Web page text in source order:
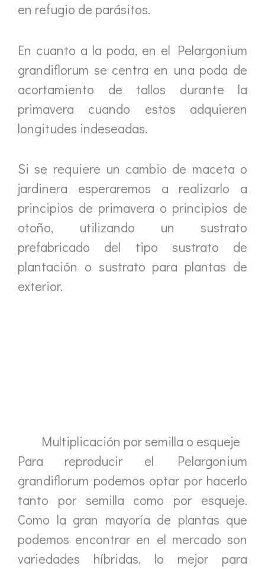
en refugio de parásitos.
En cuanto a la poda, en el Pelargonium
grandiflorum se centra en una poda de
acortamiento de tallos durante la
primavera cuando estos adquieren
longitudes indeseadas.
Si se requiere un cambio de maceta o
jardinera esperaremos a realizarlo a
principios de primavera o principios de
otoño, utilizando un sustrato
prefabricado del tipo sustrato de
plantación o sustrato para plantas de
exterior.
Multiplicación por semilla o esqueje
Para reproducir el Pelargonium
grandiflorum podemos optar por hacerlo
tanto por semilla como por esqueje.
Como la gran mayoría de plantas que
podemos encontrar en el mercado son
variedades híbridas, lo mejor para